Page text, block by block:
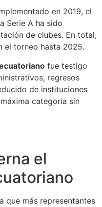
en 2019, el
Serie A ha sido
de clubes. En total,
el torneo hasta 2025.
fue testigo
regresos
de instituciones
categoría sin
el
que más representantes